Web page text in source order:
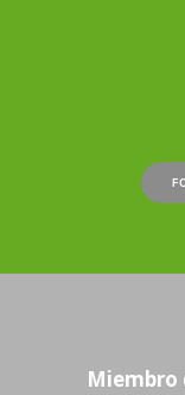
Miembro